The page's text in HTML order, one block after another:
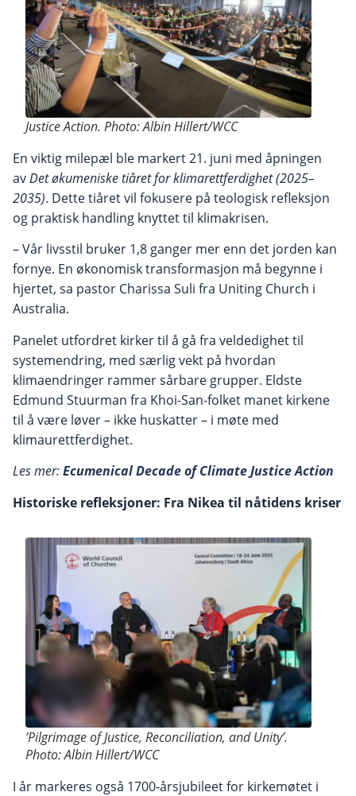
Justice Action. Photo:Albin Hillert/WCC
En viktig milepæl ble markert 21. juni med åpningen
av Det økumeniske tiåret for klimarettferdighet (2025–
2035). Dette tiåret vil fokusere på teologisk refleksjon
og praktisk handling knyttet til klimakrisen.
– Vår livsstil bruker 1,8 ganger mer enn det jorden kan
fornye. En økonomisk transformasjon må begynne i
hjertet, sa pastor Charissa Suli fra Uniting Church i
Australia.
Panelet utfordret kirker til å gå fra veldedighet til
systemendring, med særlig vekt på hvordan
klimaendringer rammer sårbare grupper. Eldste
Edmund Stuurman fra Khoi-San-folket manet kirkene
til å være løver – ikke huskatter – i møte med
klimaurettferdighet.
Les mer:Ecumenical Decade of Climate Justice Action
Historiske refleksjoner: Fra Nikea til nåtidens kriser
’Pilgrimage of Justice, Reconciliation, and Unity’.
Photo:Albin Hillert/WCC
I år markeres også 1700-årsjubileet for kirkemøtet i